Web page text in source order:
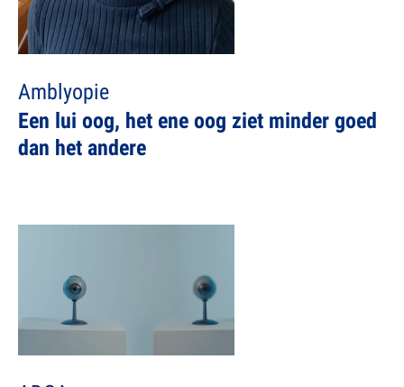
Amblyopie
Een lui oog, het ene oog ziet minder goed
dan het andere